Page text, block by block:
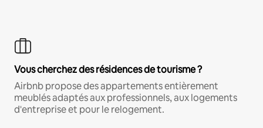
Vous cherchez des résidences de tourisme ?
Airbnb propose des appartements entièrement
meublés adaptés aux professionnels, aux logements
d'entreprise et pour le relogement.